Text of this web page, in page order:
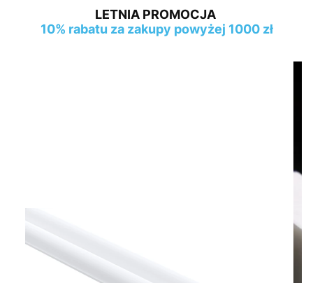
LETNIA PROMOCJA
10% rabatu za zakupy powyżej 1000 zł